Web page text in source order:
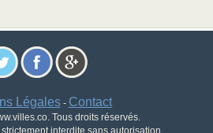
Légales- Contact
Tous droits réservés.
interdite sans autorisation.